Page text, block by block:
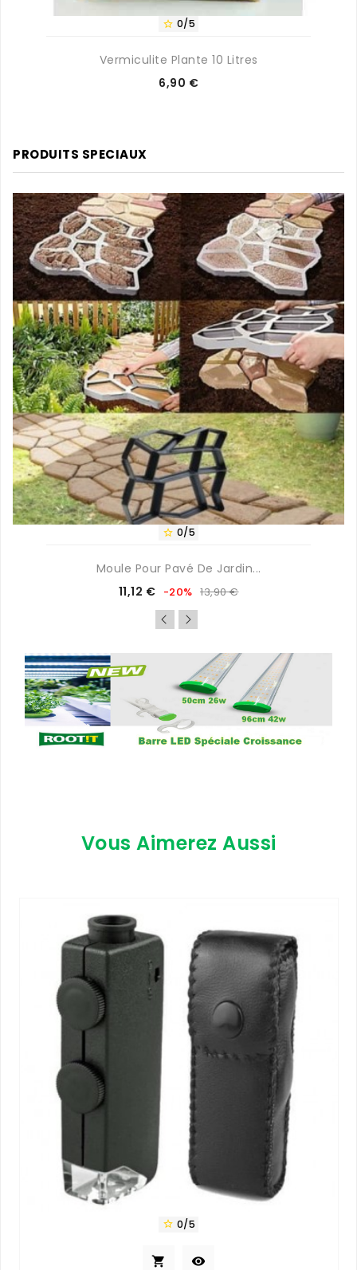
 0/5
Vermiculite Plante 10 Litres
Prix
6,90 €
PRODUITS SPECIAUX
 0/5
Moule Pour Pavé De Jardin...
Prix
11,12 € Prix
de
base
-20% 13,90 €
Vous Aimerez Aussi
 0/5
 